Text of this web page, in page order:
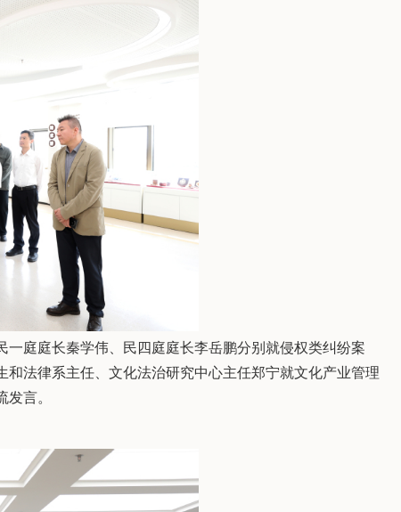
庭庭长秦学伟、民四庭庭长李岳鹏分别就侵权类纠纷案
法律系主任、文化法治研究中心主任郑宁就文化产业管理
言。